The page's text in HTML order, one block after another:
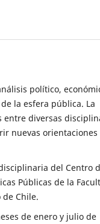
político,
la esfera pública. La
diversas
nuevas orientaciones
del Centro
Públicas de la
Chile.
de enero y julio de